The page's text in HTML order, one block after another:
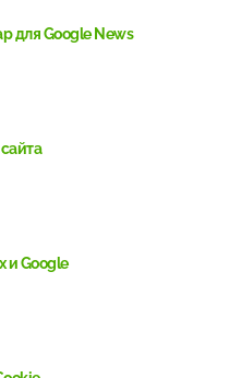
для Google News
и Google